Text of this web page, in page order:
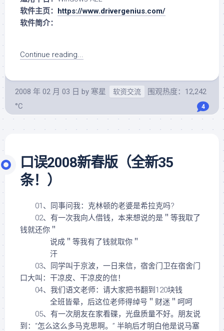
软件主页： https://www.drivergenius.com/
软件简介：
Continue reading...
2008 年 02 月 03 日 by 寒星 软资交流
围观热度：12,242
°C
4
口误2008新春版（全新35
条！）
01、同事问我：克林顿的老婆是希拉克吗?
02、有一次我向人借钱，本来想说的是＂等我取了
钱就还你＂
说成＂等我有了钱就取你＂
汗
03、同学叫于京波，一日来信，宿舍门卫在宿舍门
口大叫：干凉皮、干凉皮的信！
04、我们语文老师：请大家把书翻到120块钱
全班皆晕，后这位老师得绰号＂财迷＂呵呵
05、有一次朋友在家看碟，光盘质量不好。朋友说
到：“怎么这么多马克思啊。” 半晌后才明白他是说马塞